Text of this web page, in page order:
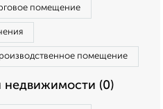
помещение
помещение
недвижимости (0)